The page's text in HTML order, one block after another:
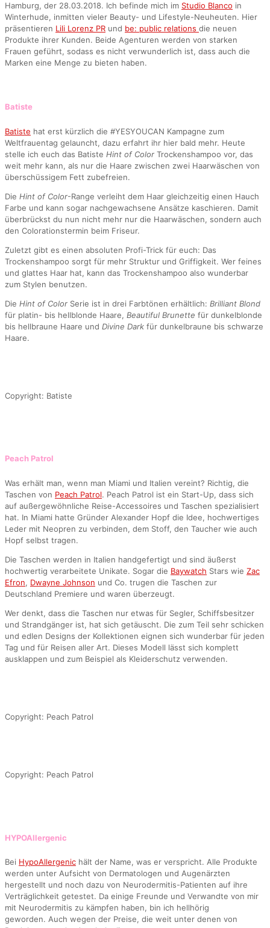
Hamburg, der 28.03.2018. Ich befinde mich im Studio Blanco in
Winterhude, inmitten vieler Beauty- und Lifestyle-Neuheuten. Hier
präsentieren Lili Lorenz PR und be: public relations die neuen
Produkte ihrer Kunden. Beide Agenturen werden von starken
Frauen geführt, sodass es nicht verwunderlich ist, dass auch die
Marken eine Menge zu bieten haben.
Batiste
Batiste hat erst kürzlich die #YESYOUCAN Kampagne zum
Weltfrauentag gelauncht, dazu erfahrt ihr hier bald mehr. Heute
stelle ich euch das Batiste Hint of Color Trockenshampoo vor, das
weit mehr kann, als nur die Haare zwischen zwei Haarwäschen von
überschüssigem Fett zubefreien.
Die Hint of Color-Range verleiht dem Haar gleichzeitig einen Hauch
Farbe und kann sogar nachgewachsene Ansätze kaschieren. Damit
überbrückst du nun nicht mehr nur die Haarwäschen, sondern auch
den Colorationstermin beim Friseur.
Zuletzt gibt es einen absoluten Profi-Trick für euch: Das
Trockenshampoo sorgt für mehr Struktur und Griffigkeit. Wer feines
und glattes Haar hat, kann das Trockenshampoo also wunderbar
zum Stylen benutzen.
Die Hint of Color Serie ist in drei Farbtönen erhältlich: Brilliant Blond
für platin- bis hellblonde Haare, Beautiful Brunette für dunkelblonde
bis hellbraune Haare und Divine Dark für dunkelbraune bis schwarze
Haare.
Copyright: Batiste
Peach Patrol
Was erhält man, wenn man Miami und Italien vereint? Richtig, die
Taschen von Peach Patrol. Peach Patrol ist ein Start-Up, dass sich
auf außergewöhnliche Reise-Accessoires und Taschen spezialisiert
hat. In Miami hatte Gründer Alexander Hopf die Idee, hochwertiges
Leder mit Neopren zu verbinden, dem Stoff, den Taucher wie auch
Hopf selbst tragen.
Die Taschen werden in Italien handgefertigt und sind äußerst
hochwertig verarbeitete Unikate. Sogar die Baywatch Stars wie Zac
Efron, Dwayne Johnson und Co. trugen die Taschen zur
Deutschland Premiere und waren überzeugt.
Wer denkt, dass die Taschen nur etwas für Segler, Schiffsbesitzer
und Strandgänger ist, hat sich getäuscht. Die zum Teil sehr schicken
und edlen Designs der Kollektionen eignen sich wunderbar für jeden
Tag und für Reisen aller Art. Dieses Modell lässt sich komplett
ausklappen und zum Beispiel als Kleiderschutz verwenden.
Copyright: Peach Patrol
Copyright: Peach Patrol
HYPOAllergenic
Bei HypoAllergenic hält der Name, was er verspricht. Alle Produkte
werden unter Aufsicht von Dermatologen und Augenärzten
hergestellt und noch dazu von Neurodermitis-Patienten auf ihre
Verträglichkeit getestet. Da einige Freunde und Verwandte von mir
mit Neurodermitis zu kämpfen haben, bin ich hellhörig
geworden. Auch wegen der Preise, die weit unter denen von